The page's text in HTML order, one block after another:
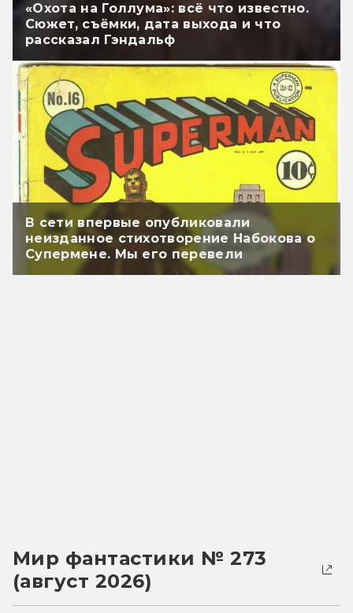
«Охота на Голлума»: всё что известно.
Сюжет, съёмки, дата выхода и что
рассказал Гэндальф
В сети впервые опубликовали
неизданное стихотворение Набокова о
Супермене. Мы его перевели
Мир фантастики № 273
(август 2026)